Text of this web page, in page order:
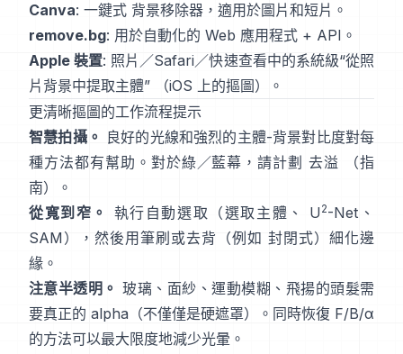
Canva: 一鍵式 背景移除器 ，適用於圖片和短片。
remove.bg: 用於自動化的 Web 應用程式 + API 。
Apple 裝置: 照片／Safari／快速查看中的系統級“從照
片背景中提取主體” （iOS 上的摳圖）。
更清晰摳圖的工作流程提示
智慧拍攝。 良好的光線和強烈的主體-背景對比度對每
種方法都有幫助。對於綠／藍幕，請計劃 去溢 （指
南）。
從寬到窄。
執行自動選取（選取主體、 U 2-Net 、
SAM），然後用筆刷或去背（例如 封閉式）細化邊
緣。
注意半透明。 玻璃、面紗、運動模糊、飛揚的頭髮需
要真正的 alpha（不僅僅是硬遮罩）。同時恢復 F/B/α
的方法可以最大限度地減少光暈。